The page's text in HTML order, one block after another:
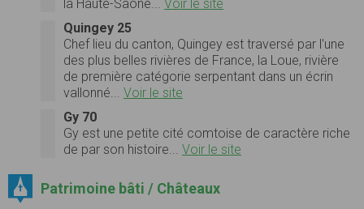
la Haute-Saône... Voir le site
Quingey 25
Chef lieu du canton, Quingey est traversé par l'une
des plus belles rivières de France, la Loue, rivière
de première catégorie serpentant dans un écrin
vallonné... Voir le site
Gy 70
Gy est une petite cité comtoise de caractère riche
de par son histoire... Voir le site
Patrimoine bâti / Châteaux